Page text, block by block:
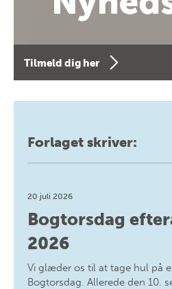
Tilmeld dig her
Forlaget skriver:
20 juli 2026
Bogtorsdag
2026
Vi glæder os til at tage hul på
Bogtorsdag. Allerede den 10.